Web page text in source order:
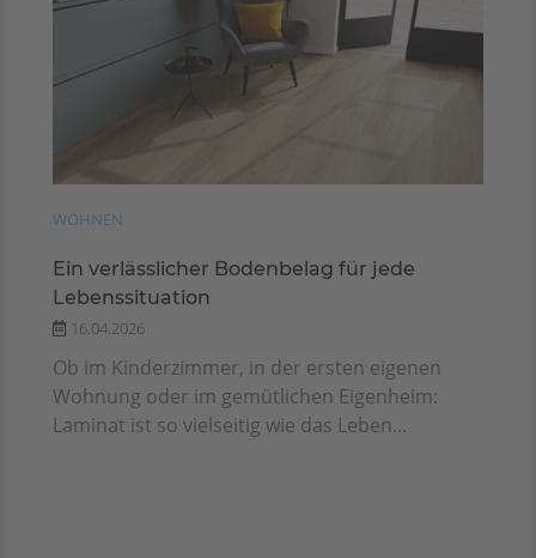
WOHNEN
Ein verlässlicher Bodenbelag für jede
Lebenssituation
16.04.2026
Ob im Kinderzimmer, in der ersten eigenen
Wohnung oder im gemütlichen Eigenheim:
Laminat ist so vielseitig wie das Leben...